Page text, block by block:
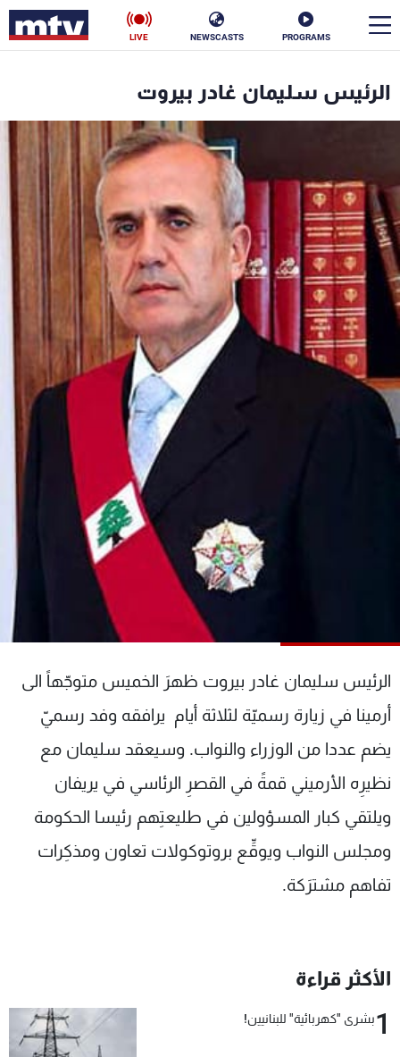
PROGRAMS
NEWSCASTS
LIVE
الرئيس سليمان غادر بيروت
الرئيس سليمان غادر بيروت ظهرَ الخميس متوجّهاً الى
أرمينا في زيارة رسميّة لثلاثة أيام يرافقه وفد رسميّ
يضم عددا من الوزراء والنواب. وسيعقد سليمان مع
نظيرِه الأرميني قمةً في القصرِ الرئاسي في يريفان
ويلتقي كبار المسؤولين في طليعتِهم رئيسا الحكومة
ومجلس النواب ويوقِّع بروتوكولات تعاون ومذكِرات
تفاهم مشترَكة.
الأكثر قراءة
1بشرى "كهربائية" للبنانيين!
ناس
إقتصاد فن
منوعات رياضة
كأس العالم
البرامج
جدول البرامج
شاهد البرامج
تواصل معنا
شروط الإسـتخدام
سياسة الخصوصية